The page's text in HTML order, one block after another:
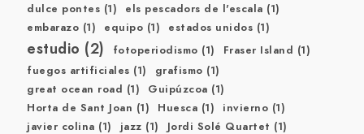
dulce pontes (1) els pescadors de l'escala (1)
embarazo (1) equipo (1) estados unidos (1)
estudio (2) fotoperiodismo (1) Fraser Island (1)
fuegos artificiales (1) grafismo (1)
great ocean road (1) Guipúzcoa (1)
Horta de Sant Joan (1) Huesca (1) invierno (1)
javier colina (1) jazz (1) Jordi Solé Quartet (1)